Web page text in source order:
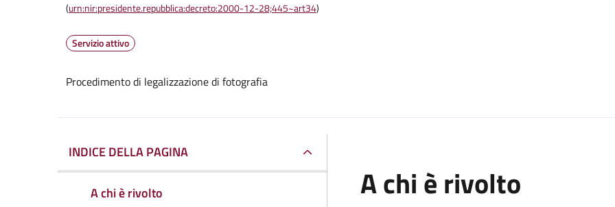
(urn:nir:presidente.repubblica:decreto:2000-12-28;445~art34)
Servizio attivo
Procedimento di legalizzazione di fotografia
INDICE DELLA PAGINA
A chi è rivolto
A chi è rivolto